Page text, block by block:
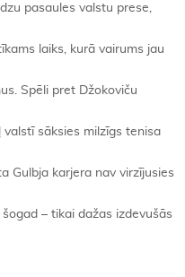
pasaules valstu prese,
laiks, kurā vairums jau
Spēli pret Džokoviču
valstī sāksies milzīgs tenisa
Gulbja karjera nav virzījusies
– tikai dažas izdevušās